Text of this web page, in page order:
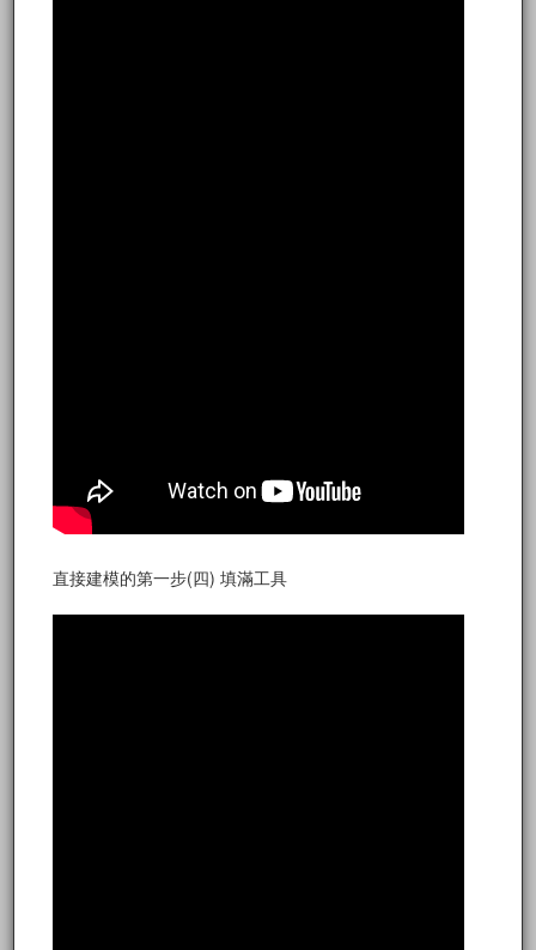
直接建模的第一步(四) 填滿工具